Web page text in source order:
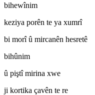
bihewînim
keziya porên te ya xumrî
bi morî û mircanên hesretê
bihûnim
û piştî mirina xwe
ji kortika çavên te re